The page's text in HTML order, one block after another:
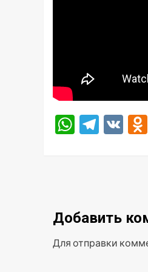
VK
Добавить
Для отправки